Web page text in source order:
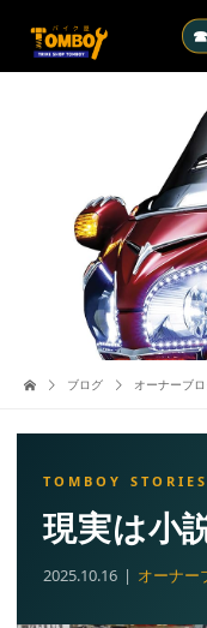
☎
ブログ オーナーブ
現実は小
2025.10.16 オーナー